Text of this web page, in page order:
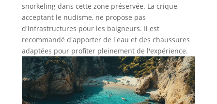
snorkeling dans cette zone préservée. La crique,
acceptant le nudisme, ne propose pas
d'infrastructures pour les baigneurs. Il est
recommandé d'apporter de l'eau et des chaussures
adaptées pour profiter pleinement de l'expérience.